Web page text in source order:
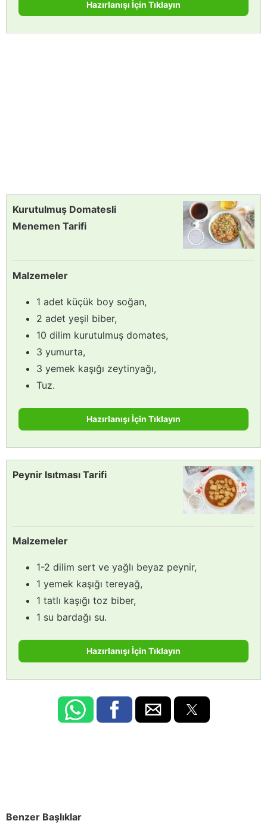
Hazırlanışı İçin Tıklayın
Kurutulmuş Domatesli
Menemen Tarifi
Malzemeler
1 adet küçük boy soğan,
2 adet yeşil biber,
10 dilim kurutulmuş domates,
3 yumurta,
3 yemek kaşığı zeytinyağı,
Tuz.
Hazırlanışı İçin Tıklayın
Peynir Isıtması Tarifi
Malzemeler
1-2 dilim sert ve yağlı beyaz peynir,
1 yemek kaşığı tereyağ,
1 tatlı kaşığı toz biber,
1 su bardağı su.
Hazırlanışı İçin Tıklayın
Benzer Başlıklar